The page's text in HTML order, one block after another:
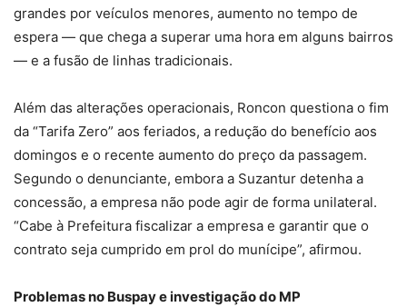
grandes por veículos menores, aumento no tempo de
espera — que chega a superar uma hora em alguns bairros
— e a fusão de linhas tradicionais.
Além das alterações operacionais, Roncon questiona o fim
da “Tarifa Zero” aos feriados, a redução do benefício aos
domingos e o recente aumento do preço da passagem.
Segundo o denunciante, embora a Suzantur detenha a
concessão, a empresa não pode agir de forma unilateral.
“Cabe à Prefeitura fiscalizar a empresa e garantir que o
contrato seja cumprido em prol do munícipe”, afirmou.
Problemas no Buspay e investigação do MP